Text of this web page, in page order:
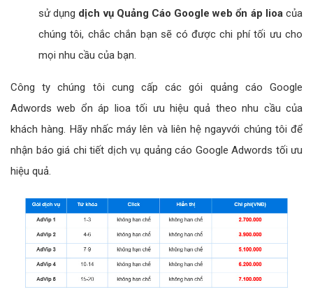
sử dụng dịch vụ Quảng Cáo Google web ổn áp lioacủa
chúng tôi, chắc chắn bạn sẽ có được chi phí tối ưu cho
mọi nhu cầu của bạn.
Công ty chúng tôi cung cấp các gói quảng cáo Google
Adwords web ổn áp lioa tối ưu hiệu quả theo nhu cầu của
khách hàng. Hãy nhấc máy lên và liên hệ ngayvới chúng tôi để
nhận báo giá chi tiết dịch vụ quảng cáo Google Adwords tối ưu
hiệu quả.